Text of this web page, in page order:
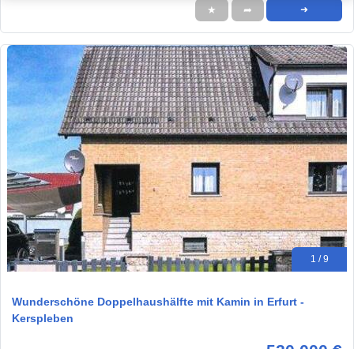
★ ➦ ➜
1 / 9
Wunderschöne Doppelhaushälfte mit Kamin in Erfurt -
Kerspleben